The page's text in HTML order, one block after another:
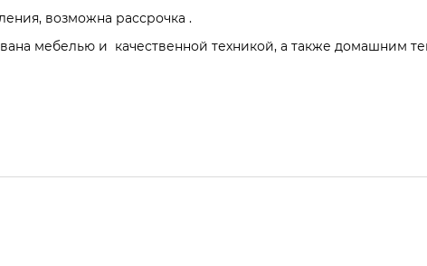
возможна рассрочка .
мебелью и качественной техникой, а также домашним